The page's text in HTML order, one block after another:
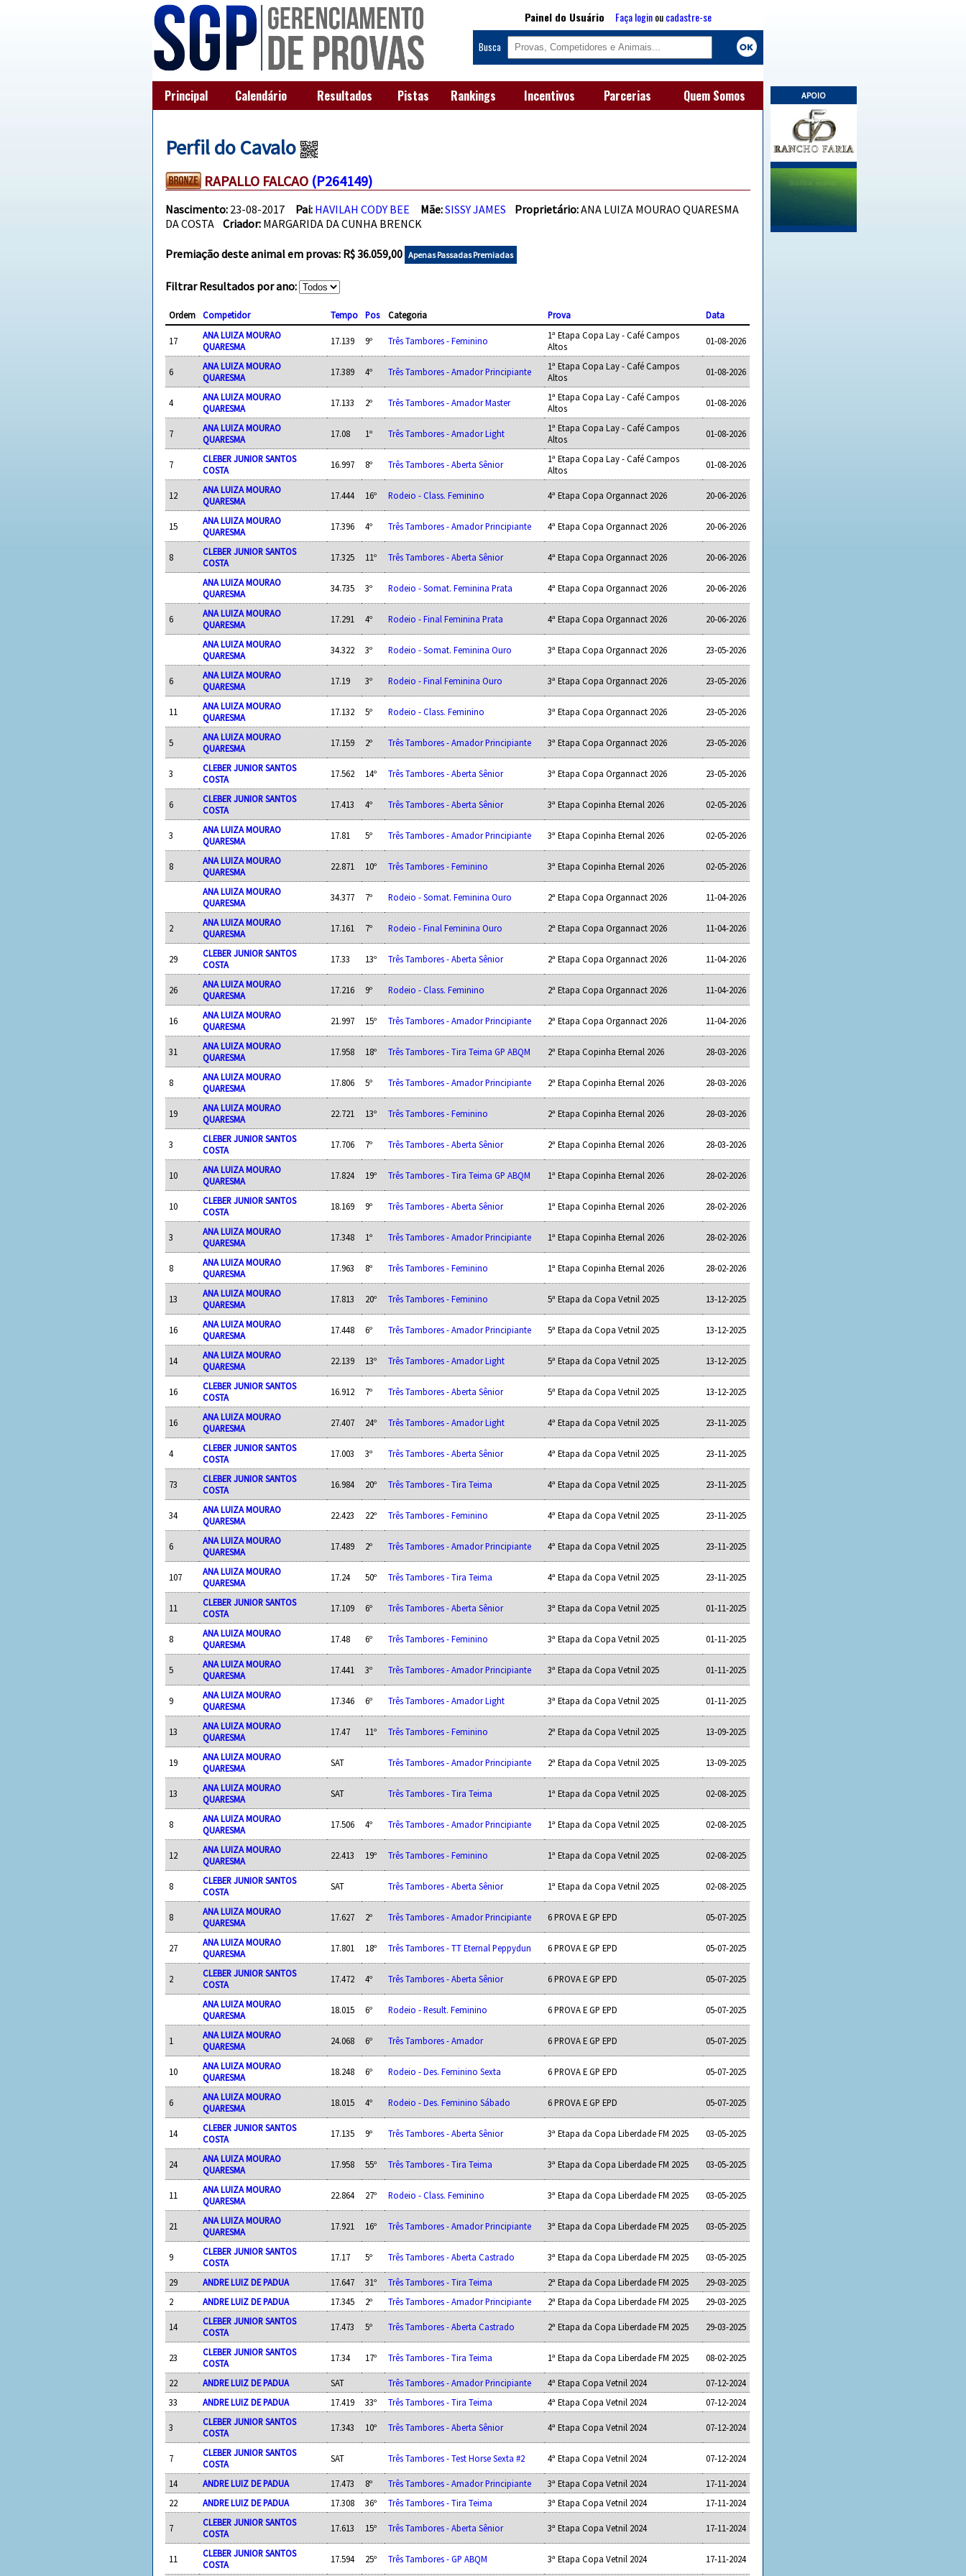
APOIO
Painel do Usuário Faça loginoucadastre-se
Busca
Principal Calendário Resultados Pistas Rankings Incentivos Parcerias Quem Somos
Perfil do Cavalo
RAPALLO FALCAO (P264149)
Nascimento: 23-08-2017 Pai: HAVILAH CODY BEE Mãe:SISSY JAMES Proprietário:ANA LUIZA MOURAO QUARESMA
DA COSTACriador: MARGARIDA DA CUNHA BRENCK
Premiação deste animal em provas: R$ 36.059,00 Apenas Passadas Premiadas
Filtrar Resultados por ano:
Ordem Competidor Tempo Pos Categoria Prova Data
17
ANA LUIZA MOURAO
QUARESMA
17.139 9º Três Tambores - Feminino
1ª Etapa Copa Lay - Café Campos
Altos
01-08-2026
6
ANA LUIZA MOURAO
QUARESMA
17.389 4º Três Tambores - Amador Principiante
1ª Etapa Copa Lay - Café Campos
Altos
01-08-2026
4
ANA LUIZA MOURAO
QUARESMA
17.133 2º Três Tambores - Amador Master
1ª Etapa Copa Lay - Café Campos
Altos
01-08-2026
7
ANA LUIZA MOURAO
QUARESMA
17.08 1º Três Tambores - Amador Light
1ª Etapa Copa Lay - Café Campos
Altos
01-08-2026
7
CLEBER JUNIOR SANTOS
COSTA
16.997 8º Três Tambores - Aberta Sênior
1ª Etapa Copa Lay - Café Campos
Altos
01-08-2026
12
ANA LUIZA MOURAO
QUARESMA
17.444 16º Rodeio - Class. Feminino 4ª Etapa Copa Organnact 2026 20-06-2026
15
ANA LUIZA MOURAO
QUARESMA
17.396 4º Três Tambores - Amador Principiante 4ª Etapa Copa Organnact 2026 20-06-2026
8
CLEBER JUNIOR SANTOS
COSTA
17.325 11º Três Tambores - Aberta Sênior 4ª Etapa Copa Organnact 2026 20-06-2026
ANA LUIZA MOURAO
QUARESMA
34.735 3º Rodeio - Somat. Feminina Prata 4ª Etapa Copa Organnact 2026 20-06-2026
6
ANA LUIZA MOURAO
QUARESMA
17.291 4º Rodeio - Final Feminina Prata 4ª Etapa Copa Organnact 2026 20-06-2026
ANA LUIZA MOURAO
QUARESMA
34.322 3º Rodeio - Somat. Feminina Ouro 3ª Etapa Copa Organnact 2026 23-05-2026
6
ANA LUIZA MOURAO
QUARESMA
17.19 3º Rodeio - Final Feminina Ouro 3ª Etapa Copa Organnact 2026 23-05-2026
11
ANA LUIZA MOURAO
QUARESMA
17.132 5º Rodeio - Class. Feminino 3ª Etapa Copa Organnact 2026 23-05-2026
5
ANA LUIZA MOURAO
QUARESMA
17.159 2º Três Tambores - Amador Principiante 3ª Etapa Copa Organnact 2026 23-05-2026
3
CLEBER JUNIOR SANTOS
COSTA
17.562 14º Três Tambores - Aberta Sênior 3ª Etapa Copa Organnact 2026 23-05-2026
6
CLEBER JUNIOR SANTOS
COSTA
17.413 4º Três Tambores - Aberta Sênior 3ª Etapa Copinha Eternal 2026 02-05-2026
3
ANA LUIZA MOURAO
QUARESMA
17.81 5º Três Tambores - Amador Principiante 3ª Etapa Copinha Eternal 2026 02-05-2026
8
ANA LUIZA MOURAO
QUARESMA
22.871 10º Três Tambores - Feminino 3ª Etapa Copinha Eternal 2026 02-05-2026
ANA LUIZA MOURAO
QUARESMA
34.377 7º Rodeio - Somat. Feminina Ouro 2ª Etapa Copa Organnact 2026 11-04-2026
2
ANA LUIZA MOURAO
QUARESMA
17.161 7º Rodeio - Final Feminina Ouro 2ª Etapa Copa Organnact 2026 11-04-2026
29
CLEBER JUNIOR SANTOS
COSTA
17.33 13º Três Tambores - Aberta Sênior 2ª Etapa Copa Organnact 2026 11-04-2026
26
ANA LUIZA MOURAO
QUARESMA
17.216 9º Rodeio - Class. Feminino 2ª Etapa Copa Organnact 2026 11-04-2026
16
ANA LUIZA MOURAO
QUARESMA
21.997 15º Três Tambores - Amador Principiante 2ª Etapa Copa Organnact 2026 11-04-2026
31
ANA LUIZA MOURAO
QUARESMA
17.958 18º Três Tambores - Tira Teima GP ABQM 2ª Etapa Copinha Eternal 2026 28-03-2026
8
ANA LUIZA MOURAO
QUARESMA
17.806 5º Três Tambores - Amador Principiante 2ª Etapa Copinha Eternal 2026 28-03-2026
19
ANA LUIZA MOURAO
QUARESMA
22.721 13º Três Tambores - Feminino 2ª Etapa Copinha Eternal 2026 28-03-2026
3
CLEBER JUNIOR SANTOS
COSTA
17.706 7º Três Tambores - Aberta Sênior 2ª Etapa Copinha Eternal 2026 28-03-2026
10
ANA LUIZA MOURAO
QUARESMA
17.824 19º Três Tambores - Tira Teima GP ABQM 1ª Etapa Copinha Eternal 2026 28-02-2026
10
CLEBER JUNIOR SANTOS
COSTA
18.169 9º Três Tambores - Aberta Sênior 1ª Etapa Copinha Eternal 2026 28-02-2026
3
ANA LUIZA MOURAO
QUARESMA
17.348 1º Três Tambores - Amador Principiante 1ª Etapa Copinha Eternal 2026 28-02-2026
8
ANA LUIZA MOURAO
QUARESMA
17.963 8º Três Tambores - Feminino 1ª Etapa Copinha Eternal 2026 28-02-2026
13
ANA LUIZA MOURAO
QUARESMA
17.813 20º Três Tambores - Feminino 5ª Etapa da Copa Vetnil 2025 13-12-2025
16
ANA LUIZA MOURAO
QUARESMA
17.448 6º Três Tambores - Amador Principiante 5ª Etapa da Copa Vetnil 2025 13-12-2025
14
ANA LUIZA MOURAO
QUARESMA
22.139 13º Três Tambores - Amador Light 5ª Etapa da Copa Vetnil 2025 13-12-2025
16
CLEBER JUNIOR SANTOS
COSTA
16.912 7º Três Tambores - Aberta Sênior 5ª Etapa da Copa Vetnil 2025 13-12-2025
16
ANA LUIZA MOURAO
QUARESMA
27.407 24º Três Tambores - Amador Light 4ª Etapa da Copa Vetnil 2025 23-11-2025
4
CLEBER JUNIOR SANTOS
COSTA
17.003 3º Três Tambores - Aberta Sênior 4ª Etapa da Copa Vetnil 2025 23-11-2025
73
CLEBER JUNIOR SANTOS
COSTA
16.984 20º Três Tambores - Tira Teima 4ª Etapa da Copa Vetnil 2025 23-11-2025
34
ANA LUIZA MOURAO
QUARESMA
22.423 22º Três Tambores - Feminino 4ª Etapa da Copa Vetnil 2025 23-11-2025
6
ANA LUIZA MOURAO
QUARESMA
17.489 2º Três Tambores - Amador Principiante 4ª Etapa da Copa Vetnil 2025 23-11-2025
107
ANA LUIZA MOURAO
QUARESMA
17.24 50º Três Tambores - Tira Teima 4ª Etapa da Copa Vetnil 2025 23-11-2025
11
CLEBER JUNIOR SANTOS
COSTA
17.109 6º Três Tambores - Aberta Sênior 3ª Etapa da Copa Vetnil 2025 01-11-2025
8
ANA LUIZA MOURAO
QUARESMA
17.48 6º Três Tambores - Feminino 3ª Etapa da Copa Vetnil 2025 01-11-2025
5
ANA LUIZA MOURAO
QUARESMA
17.441 3º Três Tambores - Amador Principiante 3ª Etapa da Copa Vetnil 2025 01-11-2025
9
ANA LUIZA MOURAO
QUARESMA
17.346 6º Três Tambores - Amador Light 3ª Etapa da Copa Vetnil 2025 01-11-2025
13
ANA LUIZA MOURAO
QUARESMA
17.47 11º Três Tambores - Feminino 2ª Etapa da Copa Vetnil 2025 13-09-2025
19
ANA LUIZA MOURAO
QUARESMA
SAT Três Tambores - Amador Principiante 2ª Etapa da Copa Vetnil 2025 13-09-2025
13
ANA LUIZA MOURAO
QUARESMA
SAT Três Tambores - Tira Teima 1ª Etapa da Copa Vetnil 2025 02-08-2025
8
ANA LUIZA MOURAO
QUARESMA
17.506 4º Três Tambores - Amador Principiante 1ª Etapa da Copa Vetnil 2025 02-08-2025
12
ANA LUIZA MOURAO
QUARESMA
22.413 19º Três Tambores - Feminino 1ª Etapa da Copa Vetnil 2025 02-08-2025
8
CLEBER JUNIOR SANTOS
COSTA
SAT Três Tambores - Aberta Sênior 1ª Etapa da Copa Vetnil 2025 02-08-2025
8
ANA LUIZA MOURAO
QUARESMA
17.627 2º Três Tambores - Amador Principiante 6 PROVA E GP EPD 05-07-2025
27
ANA LUIZA MOURAO
QUARESMA
17.801 18º Três Tambores - TT Eternal Peppydun 6 PROVA E GP EPD 05-07-2025
2
CLEBER JUNIOR SANTOS
COSTA
17.472 4º Três Tambores - Aberta Sênior 6 PROVA E GP EPD 05-07-2025
ANA LUIZA MOURAO
QUARESMA
18.015 6º Rodeio - Result. Feminino 6 PROVA E GP EPD 05-07-2025
1
ANA LUIZA MOURAO
QUARESMA
24.068 6º Três Tambores - Amador 6 PROVA E GP EPD 05-07-2025
10
ANA LUIZA MOURAO
QUARESMA
18.248 6º Rodeio - Des. Feminino Sexta 6 PROVA E GP EPD 05-07-2025
6
ANA LUIZA MOURAO
QUARESMA
18.015 4º Rodeio - Des. Feminino Sábado 6 PROVA E GP EPD 05-07-2025
14
CLEBER JUNIOR SANTOS
COSTA
17.135 9º Três Tambores - Aberta Sênior 3ª Etapa da Copa Liberdade FM 2025 03-05-2025
24
ANA LUIZA MOURAO
QUARESMA
17.958 55º Três Tambores - Tira Teima 3ª Etapa da Copa Liberdade FM 2025 03-05-2025
11
ANA LUIZA MOURAO
QUARESMA
22.864 27º Rodeio - Class. Feminino 3ª Etapa da Copa Liberdade FM 2025 03-05-2025
21
ANA LUIZA MOURAO
QUARESMA
17.921 16º Três Tambores - Amador Principiante 3ª Etapa da Copa Liberdade FM 2025 03-05-2025
9
CLEBER JUNIOR SANTOS
COSTA
17.17 5º Três Tambores - Aberta Castrado 3ª Etapa da Copa Liberdade FM 2025 03-05-2025
29 ANDRE LUIZ DE PADUA 17.647 31º Três Tambores - Tira Teima 2ª Etapa da Copa Liberdade FM 2025
29-03-2025
2
ANDRE LUIZ DE PADUA 17.345 2º Três Tambores - Amador Principiante 2ª Etapa da Copa Liberdade FM 2025 29-03-2025
14
CLEBER JUNIOR SANTOS
COSTA
17.473 5º Três Tambores - Aberta Castrado 2ª Etapa da Copa Liberdade FM 2025 29-03-2025
23
CLEBER JUNIOR SANTOS
COSTA
17.34 17º Três Tambores - Tira Teima 1ª Etapa da Copa Liberdade FM 2025 08-02-2025
22 ANDRE LUIZ DE PADUA SAT Três Tambores - Amador Principiante 4ª Etapa Copa Vetnil 2024
07-12-2024
33
ANDRE LUIZ DE PADUA 17.419 33º Três Tambores - Tira Teima 4ª Etapa Copa Vetnil 2024 07-12-2024
3
CLEBER JUNIOR SANTOS
COSTA
17.343 10º Três Tambores - Aberta Sênior 4ª Etapa Copa Vetnil 2024 07-12-2024
7
CLEBER JUNIOR SANTOS
COSTA
SAT Três Tambores - Test Horse Sexta #2 4ª Etapa Copa Vetnil 2024 07-12-2024
14 ANDRE LUIZ DE PADUA 17.473 8º Três Tambores - Amador Principiante 3ª Etapa Copa Vetnil 2024
17-11-2024
22
ANDRE LUIZ DE PADUA 17.308 36º Três Tambores - Tira Teima 3ª Etapa Copa Vetnil 2024 17-11-2024
7
CLEBER JUNIOR SANTOS
COSTA
17.613 15º Três Tambores - Aberta Sênior 3ª Etapa Copa Vetnil 2024 17-11-2024
11
CLEBER JUNIOR SANTOS
COSTA
17.594 25º Três Tambores - GP ABQM 3ª Etapa Copa Vetnil 2024 17-11-2024